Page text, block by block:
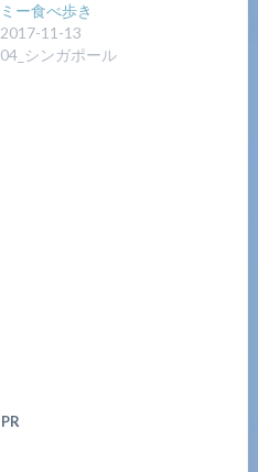
ミー食べ歩き
2017-11-13
04_シンガポール
PR